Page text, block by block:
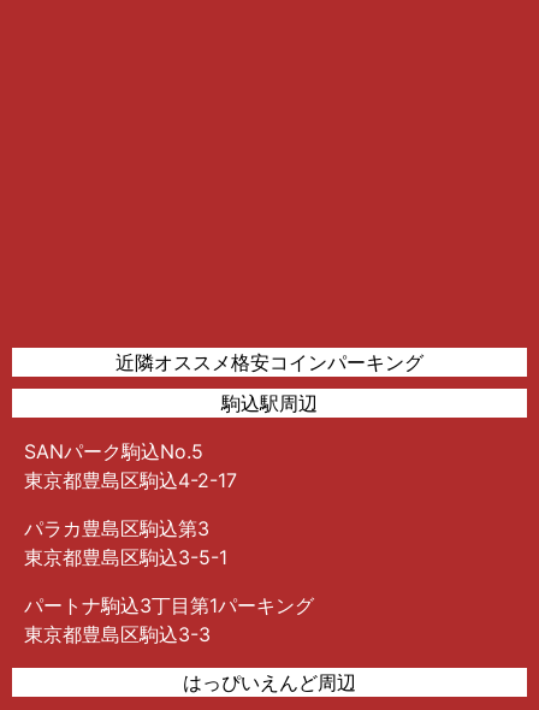
近隣オススメ格安コインパーキング
駒込駅周辺
SANパーク駒込No.5
東京都豊島区駒込4-2-17
パラカ豊島区駒込第3
東京都豊島区駒込3-5-1
パートナ駒込3丁目第1パーキング
東京都豊島区駒込3-3
はっぴいえんど周辺